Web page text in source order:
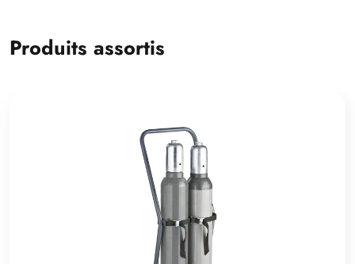
Produits assortis